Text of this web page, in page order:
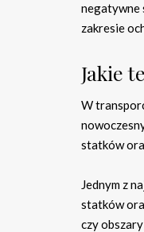
negatywne
zakresie
Jakie
W
statków
Jednym z
statków
czy